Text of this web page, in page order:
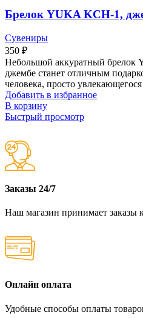
Брелок YUKA KCH-1,
Сувениры
350 ₽
Небольшой аккуратный
джембе станет отличным
человека, просто
Добавить в избранное
В корзину
Быстрый просмотр
Заказы 24/7
Наш магазин принимает заказы
Онлайн оплата
Удобные способы оплаты